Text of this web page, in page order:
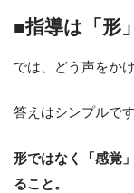
■指導は「形
では、どう声をか
答えはシンプルです
形ではなく「感覚
ること。